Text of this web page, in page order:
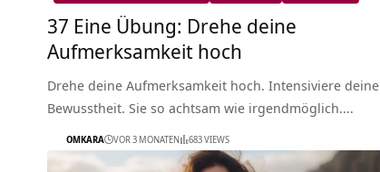
37 Eine Übung: Drehe deine
Aufmerksamkeit hoch
Drehe deine Aufmerksamkeit hoch. Intensiviere deine
Bewusstheit. Sie so achtsam wie irgendmöglich.…
OMKARA VOR 3 MONATEN 683 VIEWS